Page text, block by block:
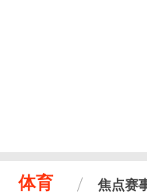
体育 焦点赛